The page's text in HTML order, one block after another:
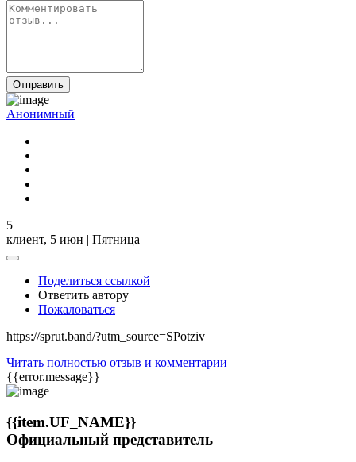
Отправить
Анонимный
5
клиент, 5 июн | Пятница
Поделиться ссылкой
Ответить автору
Пожаловаться
https://sprut.band/?utm_source=SPotziv
Читать полностью отзыв и комментарии
{{error.message}}
{{item.UF_NAME}}
Официальный представитель